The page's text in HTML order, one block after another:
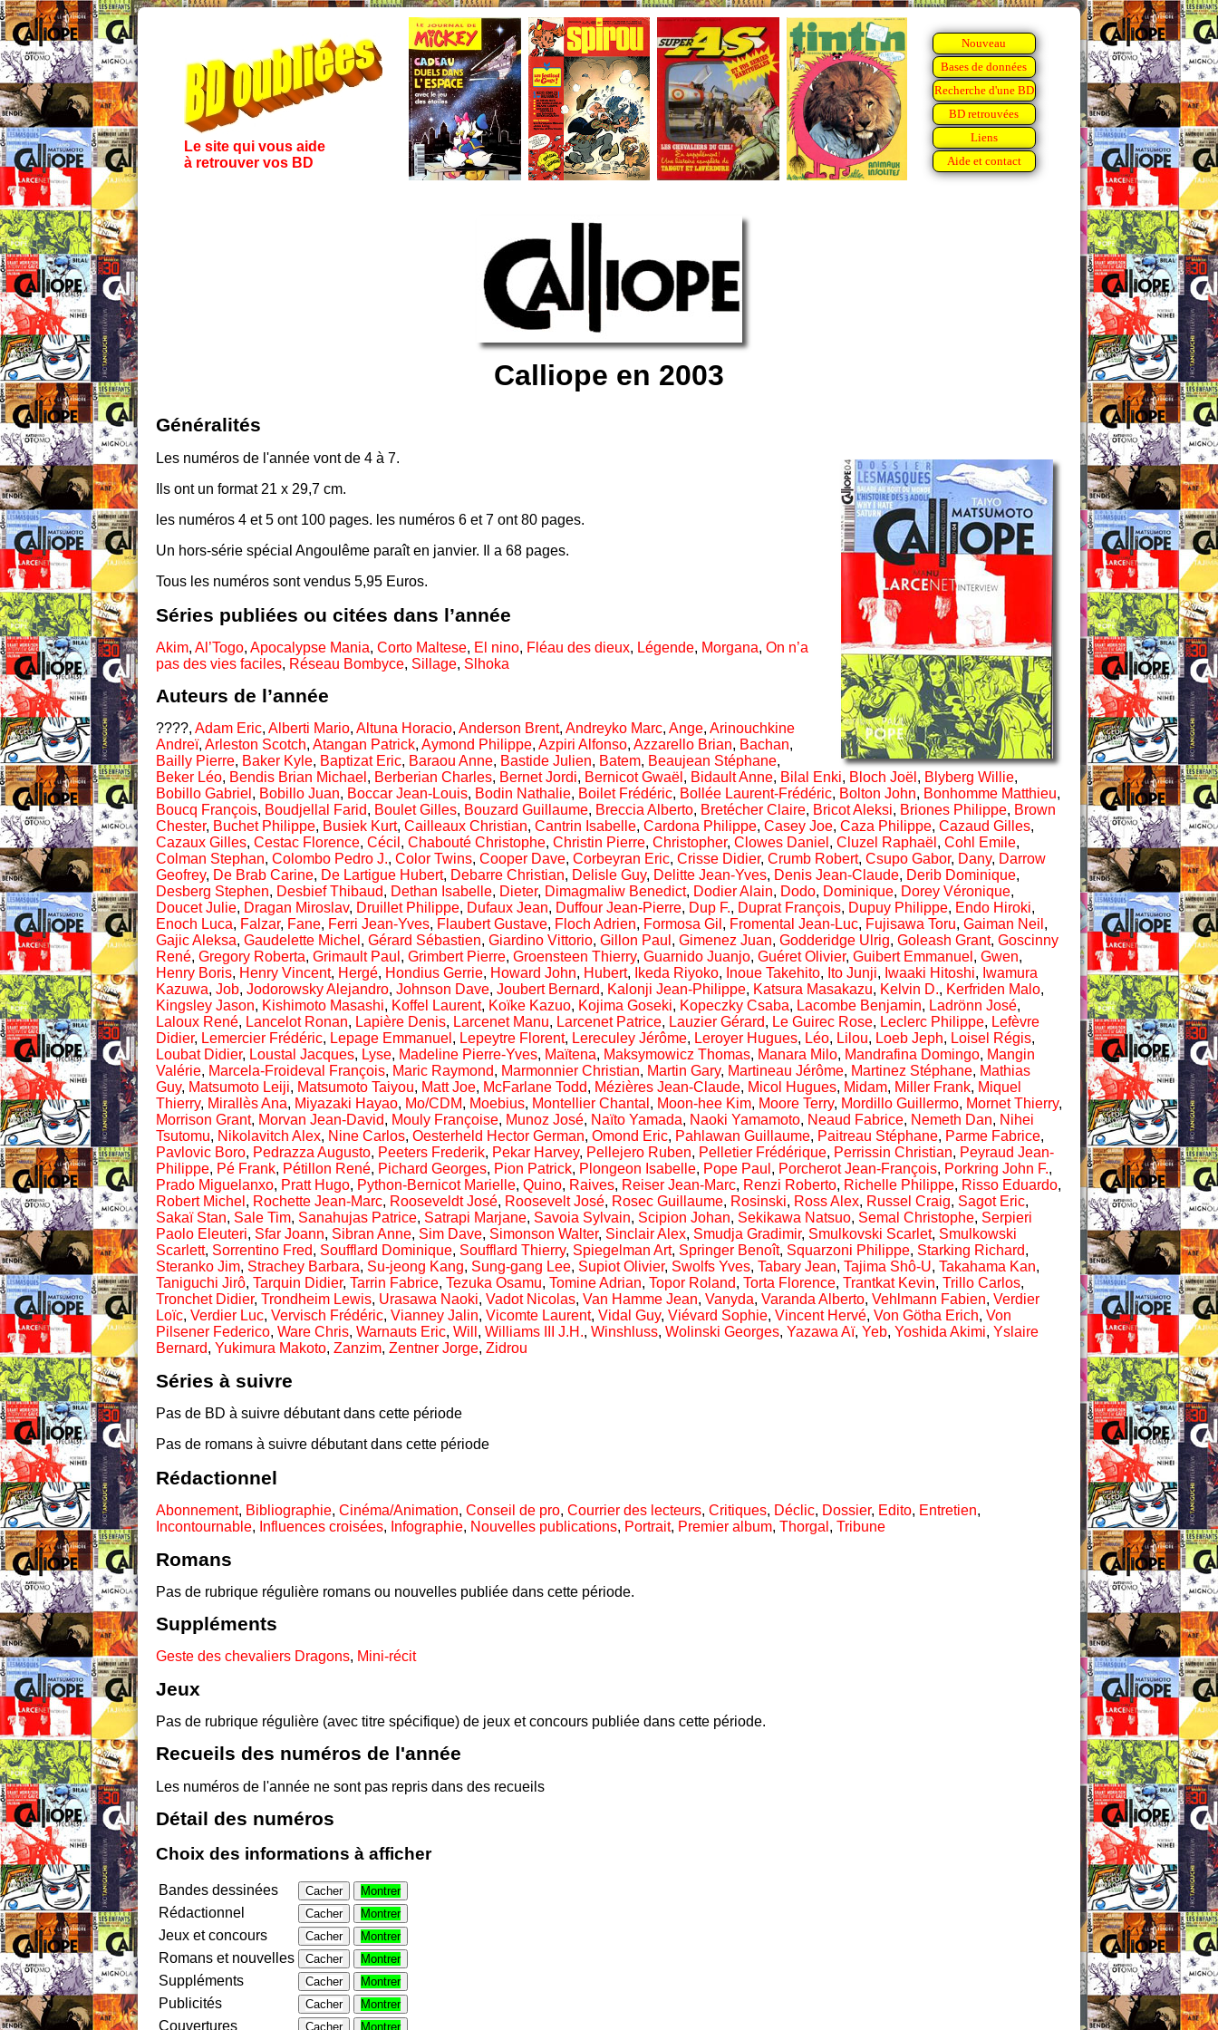
Le site qui vous aide
à retrouver vos BD
Nouveau
Bases de données
Recherche d'une BD
BD retrouvées
Liens
Aide et contact
Calliope en 2003
Généralités
Les numéros de l'année vont de 4 à 7.
Ils ont un format 21 x 29,7 cm.
les numéros 4 et 5 ont 100 pages. les numéros 6 et 7 ont 80 pages.
Un hors-série spécial Angoulême paraît en janvier. Il a 68 pages.
Tous les numéros sont vendus 5,95 Euros.
Séries publiées ou citées dans l’année
Akim, Al’Togo, Apocalypse Mania, Corto Maltese, El nino, Fléau des dieux, Légende, Morgana, On n’a
pas des vies faciles, Réseau Bombyce, Sillage, Slhoka
Auteurs de l’année
????, Adam Eric, Alberti Mario, Altuna Horacio, Anderson Brent, Andreyko Marc, Ange, Arinouchkine
Andreï, Arleston Scotch, Atangan Patrick, Aymond Philippe, Azpiri Alfonso, Azzarello Brian, Bachan,
Bailly Pierre, Baker Kyle, Baptizat Eric, Baraou Anne, Bastide Julien, Batem, Beaujean Stéphane,
Beker Léo, Bendis Brian Michael , Berberian Charles, Bernet Jordi, Bernicot Gwaël , Bidault Anne, Bilal Enki, Bloch Joël , Blyberg Willie,
Bobillo Gabriel , Bobillo Juan, Boccar Jean-Louis, Bodin Nathalie, Boilet Frédéric, Bollée Laurent-Frédéric, Bolton John, Bonhomme Matthieu,
Boucq François, Boudjellal Farid, Boulet Gilles, Bouzard Guillaume, Breccia Alberto, Bretécher Claire, Bricot Aleksi, Briones Philippe, Brown
Chester, Buchet Philippe, Busiek Kurt, Cailleaux Christian, Cantrin Isabelle, Cardona Philippe, Casey Joe, Caza Philippe, Cazaud Gilles,
Cazaux Gilles, Cestac Florence, Cécil , Chabouté Christophe, Christin Pierre, Christopher, Clowes Daniel , Cluzel Raphaël , Cohl Emile,
Colman Stephan, Colombo Pedro J., Color Twins, Cooper Dave, Corbeyran Eric, Crisse Didier, Crumb Robert, Csupo Gabor, Dany, Darrow
Geofrey, De Brab Carine, De Lartigue Hubert, Debarre Christian, Delisle Guy, Delitte Jean-Yves, Denis Jean-Claude, Derib Dominique,
Desberg Stephen, Desbief Thibaud, Dethan Isabelle, Dieter, Dimagmaliw Benedict, Dodier Alain, Dodo, Dominique, Dorey Véronique,
Doucet Julie, Dragan Miroslav, Druillet Philippe, Dufaux Jean, Duffour Jean-Pierre, Dup F., Duprat François, Dupuy Philippe, Endo Hiroki,
Enoch Luca, Falzar, Fane, Ferri Jean-Yves, Flaubert Gustave, Floch Adrien, Formosa Gil , Fromental Jean-Luc, Fujisawa Toru, Gaiman Neil ,
Gajic Aleksa, Gaudelette Michel , Gérard Sébastien, Giardino Vittorio, Gillon Paul , Gimenez Juan, Godderidge Ulrig, Goleash Grant, Goscinny
René, Gregory Roberta, Grimault Paul , Grimbert Pierre, Groensteen Thierry, Guarnido Juanjo, Guéret Olivier, Guibert Emmanuel , Gwen,
Henry Boris, Henry Vincent, Hergé, Hondius Gerrie, Howard John, Hubert, Ikeda Riyoko, Inoue Takehito, Ito Junji, Iwaaki Hitoshi, Iwamura
Kazuwa, Job, Jodorowsky Alejandro, Johnson Dave, Joubert Bernard, Kalonji Jean-Philippe, Katsura Masakazu, Kelvin D., Kerfriden Malo,
Kingsley Jason, Kishimoto Masashi, Koffel Laurent, Koïke Kazuo, Kojima Goseki, Kopeczky Csaba, Lacombe Benjamin, Ladrönn José,
Laloux René, Lancelot Ronan, Lapière Denis, Larcenet Manu, Larcenet Patrice, Lauzier Gérard, Le Guirec Rose, Leclerc Philippe, Lefèvre
Didier, Lemercier Frédéric, Lepage Emmanuel , Lepeytre Florent, Lereculey Jérôme, Leroyer Hugues, Léo, Lilou, Loeb Jeph, Loisel Régis,
Loubat Didier, Loustal Jacques, Lyse, Madeline Pierre-Yves, Maïtena, Maksymowicz Thomas, Manara Milo, Mandrafina Domingo, Mangin
Valérie, Marcela-Froideval François, Maric Raymond, Marmonnier Christian, Martin Gary, Martineau Jérôme, Martinez Stéphane, Mathias
Guy, Matsumoto Leiji, Matsumoto Taiyou, Matt Joe, McFarlane Todd, Mézières Jean-Claude, Micol Hugues, Midam, Miller Frank, Miquel
Thierry, Mirallès Ana, Miyazaki Hayao, Mo/CDM, Moebius, Montellier Chantal , Moon-hee Kim, Moore Terry, Mordillo Guillermo, Mornet Thierry,
Morrison Grant, Morvan Jean-David, Mouly Françoise, Munoz José, Naïto Yamada, Naoki Yamamoto, Neaud Fabrice, Nemeth Dan, Nihei
Tsutomu, Nikolavitch Alex, Nine Carlos, Oesterheld Hector German, Omond Eric, Pahlawan Guillaume, Paitreau Stéphane, Parme Fabrice,
Pavlovic Boro, Pedrazza Augusto, Peeters Frederik, Pekar Harvey, Pellejero Ruben, Pelletier Frédérique, Perrissin Christian, Peyraud Jean-
Philippe, Pé Frank, Pétillon René, Pichard Georges, Pion Patrick, Plongeon Isabelle, Pope Paul , Porcherot Jean-François, Porkring John F.,
Prado Miguelanxo, Pratt Hugo, Python-Bernicot Marielle, Quino, Raives, Reiser Jean-Marc, Renzi Roberto, Richelle Philippe, Risso Eduardo,
Robert Michel , Rochette Jean-Marc, Rooseveldt José, Roosevelt José, Rosec Guillaume, Rosinski, Ross Alex, Russel Craig, Sagot Eric,
Sakaï Stan, Sale Tim, Sanahujas Patrice, Satrapi Marjane, Savoia Sylvain, Scipion Johan, Sekikawa Natsuo, Semal Christophe, Serpieri
Paolo Eleuteri, Sfar Joann, Sibran Anne, Sim Dave, Simonson Walter, Sinclair Alex, Smudja Gradimir, Smulkovski Scarlet, Smulkowski
Scarlett, Sorrentino Fred, Soufflard Dominique, Soufflard Thierry, Spiegelman Art, Springer Benoît, Squarzoni Philippe, Starking Richard,
Steranko Jim, Strachey Barbara, Su-jeong Kang, Sung-gang Lee, Supiot Olivier, Swolfs Yves, Tabary Jean, Tajima Shô-U, Takahama Kan,
Taniguchi Jirô, Tarquin Didier, Tarrin Fabrice, Tezuka Osamu, Tomine Adrian, Topor Roland, Torta Florence, Trantkat Kevin, Trillo Carlos,
Tronchet Didier, Trondheim Lewis, Urasawa Naoki, Vadot Nicolas, Van Hamme Jean, Vanyda, Varanda Alberto, Vehlmann Fabien, Verdier
Loïc, Verdier Luc, Vervisch Frédéric, Vianney Jalin, Vicomte Laurent, Vidal Guy, Viévard Sophie, Vincent Hervé, Von Götha Erich, Von
Pilsener Federico, Ware Chris, Warnauts Eric, Will , Williams III J.H., Winshluss, Wolinski Georges, Yazawa Aï, Yeb, Yoshida Akimi, Yslaire
Bernard, Yukimura Makoto, Zanzim, Zentner Jorge, Zidrou
Séries à suivre
Pas de BD à suivre débutant dans cette période
Pas de romans à suivre débutant dans cette période
Rédactionnel
Abonnement, Bibliographie, Cinéma/Animation, Conseil de pro, Courrier des lecteurs, Critiques, Déclic, Dossier, Edito, Entretien,
Incontournable, Influences croisées, Infographie, Nouvelles publications, Portrait, Premier album, Thorgal , Tribune
Romans
Pas de rubrique régulière romans ou nouvelles publiée dans cette période.
Suppléments
Geste des chevaliers Dragons, Mini-récit
Jeux
Pas de rubrique régulière (avec titre spécifique) de jeux et concours publiée dans cette période.
Recueils des numéros de l'année
Les numéros de l'année ne sont pas repris dans des recueils
Détail des numéros
Choix des informations à afficher
Bandes dessinées Cacher Montrer
Rédactionnel Cacher Montrer
Jeux et concours Cacher Montrer
Romans et nouvelles Cacher Montrer
Suppléments Cacher Montrer
Publicités Cacher Montrer
Couvertures Cacher Montrer